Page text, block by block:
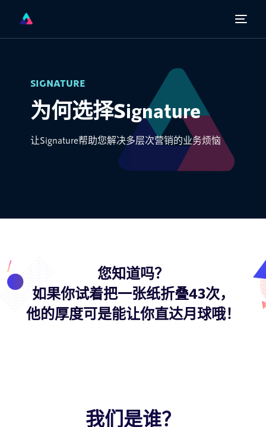
SIGNATURE
为何选择Signature
让Signature帮助您解决多层次营销的业务烦恼
您知道吗？
如果你试着把一张纸折叠43次，
他的厚度可是能让你直达月球哦！
我们是谁？